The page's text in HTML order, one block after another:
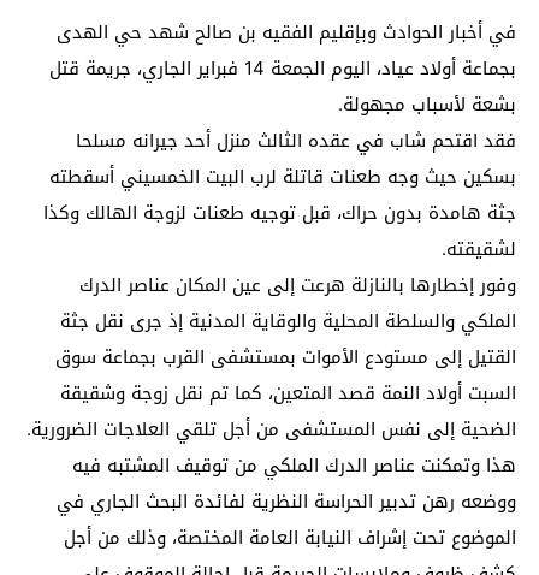
في أخبار الحوادث وبإقليم الفقيه بن صالح شهد حي الهدى
بجماعة أولاد عياد، اليوم الجمعة 14 فبراير الجاري، جريمة قتل
بشعة لأسباب مجهولة.
فقد اقتحم شاب في عقده الثالث منزل أحد جيرانه مسلحا
بسكين حيث وجه طعنات قاتلة لرب البيت الخمسيني أسقطته
جثة هامدة بدون حراك، قبل توجيه طعنات لزوجة الهالك وكذا
لشقيقته.
وفور إخطارها بالنازلة هرعت إلى عين المكان عناصر الدرك
الملكي والسلطة المحلية والوقاية المدنية إذ جرى نقل جثة
القتيل إلى مستودع الأموات بمستشفى القرب بجماعة سوق
السبت أولاد النمة قصد المتعين، كما تم نقل زوجة وشقيقة
الضحية إلى نفس المستشفى من أجل تلقي العلاجات الضرورية.
هذا وتمكنت عناصر الدرك الملكي من توقيف المشتبه فيه
ووضعه رهن تدبير الحراسة النظرية لفائدة البحث الجاري في
الموضوع تحت إشراف النيابة العامة المختصة، وذلك من أجل